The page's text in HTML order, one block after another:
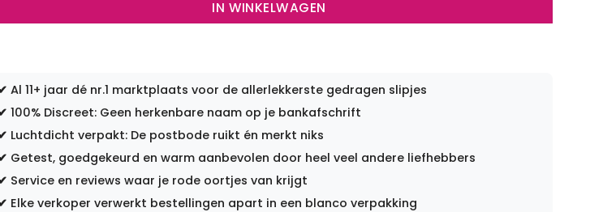
IN WINKELWAGEN
Al 11+ jaar dé nr.1 marktplaats voor de allerlekkerste gedragen slipjes
100% Discreet: Geen herkenbare naam op je bankafschrift
Luchtdicht verpakt: De postbode ruikt én merkt niks
Getest, goedgekeurd en warm aanbevolen door heel veel andere liefhebbers
Service en reviews waar je rode oortjes van krijgt
Elke verkoper verwerkt bestellingen apart in een blanco verpakking